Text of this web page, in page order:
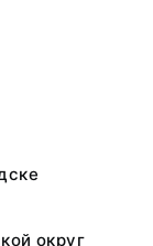
округ